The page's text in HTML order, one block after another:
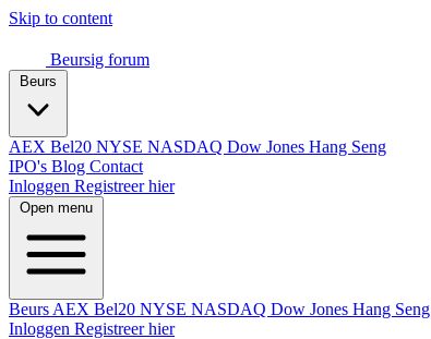
Skip to content
Beursig forum
AEX Bel20 NYSE NASDAQ Dow Jones Hang Seng
IPO's Blog Contact
Inloggen Registreer hier
Open menu
Beurs AEX Bel20 NYSE NASDAQ Dow Jones Hang Seng
Inloggen Registreer hier